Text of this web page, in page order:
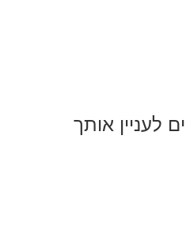
לעניין אותך